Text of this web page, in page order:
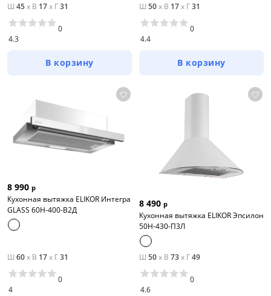
Ш 45x В 17x Г31
4.3
0
В корзину
Ш 50x В 17x Г31
4.4
0
В корзину
8 990 р
Кухонная вытяжка ELIKOR Интегра
GLASS 60Н-400-В2Д
Ш 60x В 17x Г31
4
0
8 490 р
Кухонная вытяжка ELIKOR Эпсилон
50Н-430-П3Л
Ш 50x В 73x Г49
4.6
0